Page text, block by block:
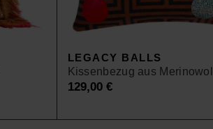
LEGACY BALLS
Kissenbezug aus
129,00 €